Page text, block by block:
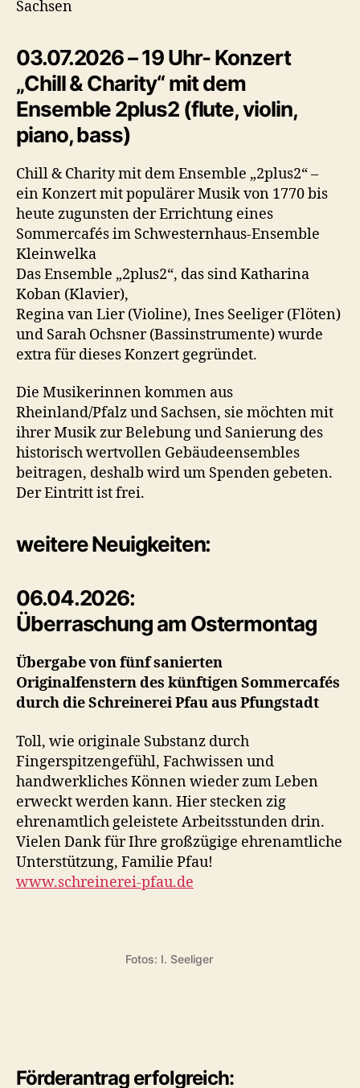
Sachsen
03.07.2026 – 19 Uhr- Konzert
„Chill & Charity“ mit dem
Ensemble 2plus2 (flute, violin,
piano, bass)
Chill & Charity mit dem Ensemble „2plus2“ –
ein Konzert mit populärer Musik von 1770 bis
heute zugunsten der Errichtung eines
Sommercafés im Schwesternhaus-Ensemble
Kleinwelka
Das Ensemble „2plus2“, das sind Katharina
Koban (Klavier),
Regina van Lier (Violine), Ines Seeliger (Flöten)
und Sarah Ochsner (Bassinstrumente) wurde
extra für dieses Konzert gegründet.
Die Musikerinnen kommen aus
Rheinland/Pfalz und Sachsen, sie möchten mit
ihrer Musik zur Belebung und Sanierung des
historisch wertvollen Gebäudeensembles
beitragen, deshalb wird um Spenden gebeten.
Der Eintritt ist frei.
weitere Neuigkeiten:
06.04.2026:
Überraschung am Ostermontag
Übergabe von fünf sanierten
Originalfenstern des künftigen Sommercafés
durch die Schreinerei Pfau aus Pfungstadt
Toll, wie originale Substanz durch
Fingerspitzengefühl, Fachwissen und
handwerkliches Können wieder zum Leben
erweckt werden kann. Hier stecken zig
ehrenamtlich geleistete Arbeitsstunden drin.
Vielen Dank für Ihre großzügige ehrenamtliche
Unterstützung, Familie Pfau!
www.schreinerei-pfau.de
Fotos: I. Seeliger
Förderantrag erfolgreich: